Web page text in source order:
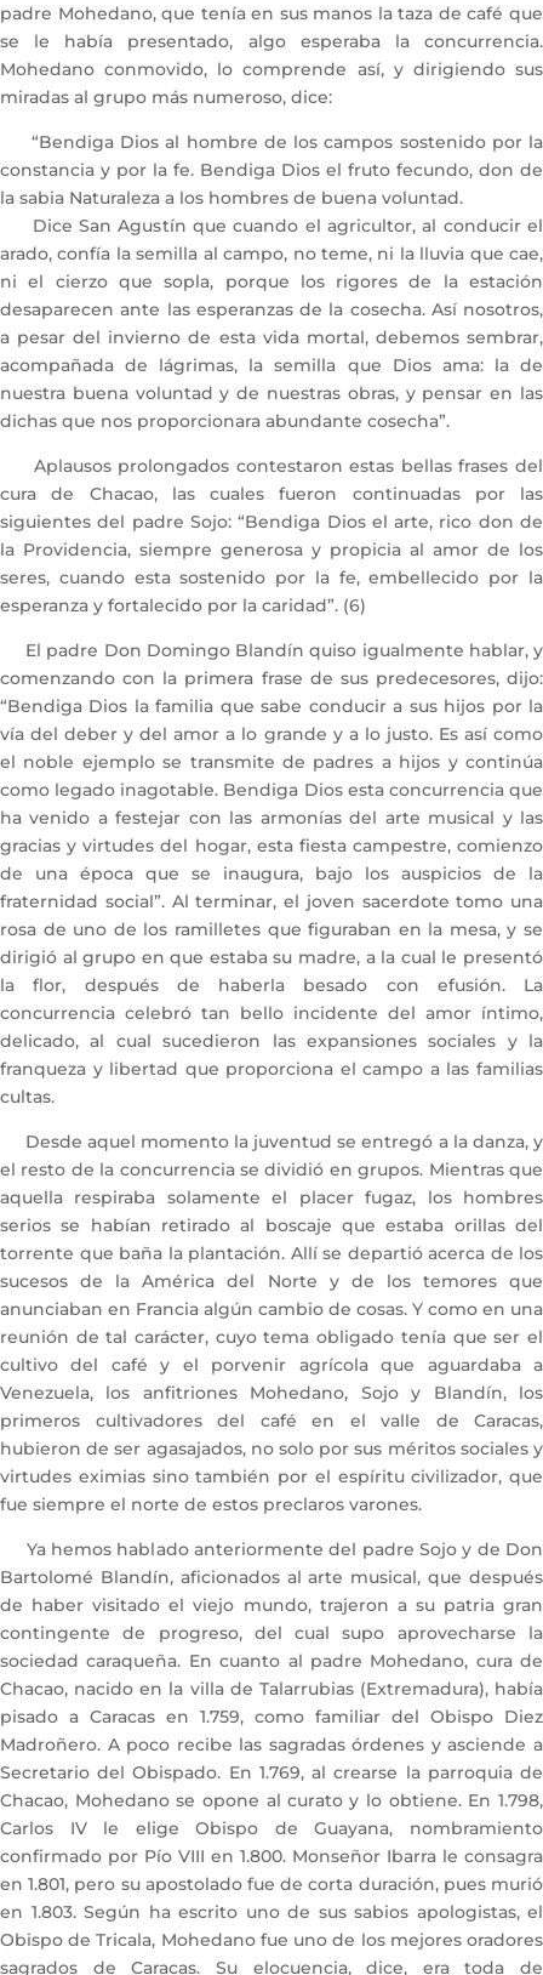
padre Mohedano, que tenía en sus manos la taza de café que
se le había presentado, algo esperaba la concurrencia.
Mohedano conmovido, lo comprende así, y dirigiendo sus
miradas al grupo más numeroso, dice:
“Bendiga Dios al hombre de los campos sostenido por la
constancia y por la fe. Bendiga Dios el fruto fecundo, don de
la sabia Naturaleza a los hombres de buena voluntad.
Dice San Agustín que cuando el agricultor, al conducir el
arado, confía la semilla al campo, no teme, ni la lluvia que cae,
ni el cierzo que sopla, porque los rigores de la estación
desaparecen ante las esperanzas de la cosecha. Así nosotros,
a pesar del invierno de esta vida mortal, debemos sembrar,
acompañada de lágrimas, la semilla que Dios ama: la de
nuestra buena voluntad y de nuestras obras, y pensar en las
dichas que nos proporcionara abundante cosecha”.
Aplausos prolongados contestaron estas bellas frases del
cura de Chacao, las cuales fueron continuadas por las
siguientes del padre Sojo: “Bendiga Dios el arte, rico don de
la Providencia, siempre generosa y propicia al amor de los
seres, cuando esta sostenido por la fe, embellecido por la
esperanza y fortalecido por la caridad”. (6)
El padre Don Domingo Blandín quiso igualmente hablar, y
comenzando con la primera frase de sus predecesores, dijo:
“Bendiga Dios la familia que sabe conducir a sus hijos por la
vía del deber y del amor a lo grande y a lo justo. Es así como
el noble ejemplo se transmite de padres a hijos y continúa
como legado inagotable. Bendiga Dios esta concurrencia que
ha venido a festejar con las armonías del arte musical y las
gracias y virtudes del hogar, esta fiesta campestre, comienzo
de una época que se inaugura, bajo los auspicios de la
fraternidad social”. Al terminar, el joven sacerdote tomo una
rosa de uno de los ramilletes que figuraban en la mesa, y se
dirigió al grupo en que estaba su madre, a la cual le presentó
la flor, después de haberla besado con efusión. La
concurrencia celebró tan bello incidente del amor íntimo,
delicado, al cual sucedieron las expansiones sociales y la
franqueza y libertad que proporciona el campo a las familias
cultas.
Desde aquel momento la juventud se entregó a la danza, y
el resto de la concurrencia se dividió en grupos. Mientras que
aquella respiraba solamente el placer fugaz, los hombres
serios se habían retirado al boscaje que estaba orillas del
torrente que baña la plantación. Allí se departió acerca de los
sucesos de la América del Norte y de los temores que
anunciaban en Francia algún cambio de cosas. Y como en una
reunión de tal carácter, cuyo tema obligado tenía que ser el
cultivo del café y el porvenir agrícola que aguardaba a
Venezuela, los anfitriones Mohedano, Sojo y Blandín, los
primeros cultivadores del café en el valle de Caracas,
hubieron de ser agasajados, no solo por sus méritos sociales y
virtudes eximias sino también por el espíritu civilizador, que
fue siempre el norte de estos preclaros varones.
Ya hemos hablado anteriormente del padre Sojo y de Don
Bartolomé Blandín, aficionados al arte musical, que después
de haber visitado el viejo mundo, trajeron a su patria gran
contingente de progreso, del cual supo aprovecharse la
sociedad caraqueña. En cuanto al padre Mohedano, cura de
Chacao, nacido en la villa de Talarrubias (Extremadura), había
pisado a Caracas en 1.759, como familiar del Obispo Diez
Madroñero. A poco recibe las sagradas órdenes y asciende a
Secretario del Obispado. En 1.769, al crearse la parroquia de
Chacao, Mohedano se opone al curato y lo obtiene. En 1.798,
Carlos IV le elige Obispo de Guayana, nombramiento
confirmado por Pío VIII en 1.800. Monseñor Ibarra le consagra
en 1.801, pero su apostolado fue de corta duración, pues murió
en 1.803. Según ha escrito uno de sus sabios apologistas, el
Obispo de Tricala, Mohedano fue uno de los mejores oradores
sagrados de Caracas. Su elocuencia, dice, era toda de